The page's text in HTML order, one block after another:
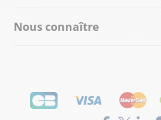
Nous connaître